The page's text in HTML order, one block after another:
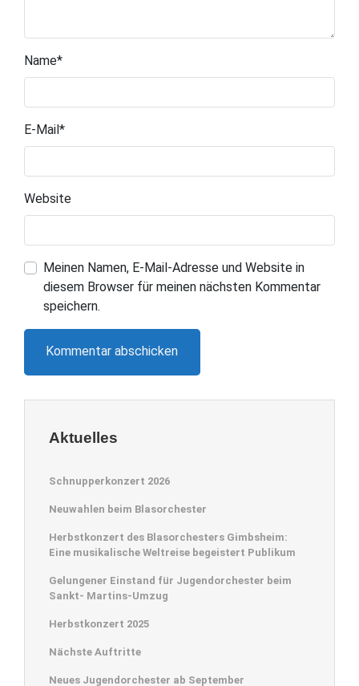
Name*
E-Mail*
Website
Meinen Namen, E-Mail-Adresse und Website in
diesem Browser für meinen nächsten Kommentar
speichern.
Aktuelles
Schnupperkonzert 2026
Neuwahlen beim Blasorchester
Herbstkonzert des Blasorchesters Gimbsheim:
Eine musikalische Weltreise begeistert Publikum
Gelungener Einstand für Jugendorchester beim
Sankt- Martins-Umzug
Herbstkonzert 2025
Nächste Auftritte
Neues Jugendorchester ab September